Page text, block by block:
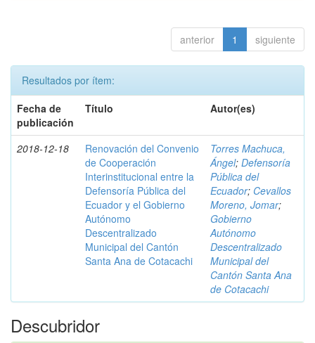
anterior 1 siguiente
Resultados por ítem:
Fecha de
publicación
Título Autor(es)
2018-12-18
Renovación del Convenio
de Cooperación
Interinstitucional entre la
Defensoría Pública del
Ecuador y el Gobierno
Autónomo
Descentralizado
Municipal del Cantón
Santa Ana de Cotacachi
Torres Machuca,
Ángel; Defensoría
Pública del
Ecuador; Cevallos
Moreno, Jomar;
Gobierno
Autónomo
Descentralizado
Municipal del
Cantón Santa Ana
de Cotacachi
Descubridor